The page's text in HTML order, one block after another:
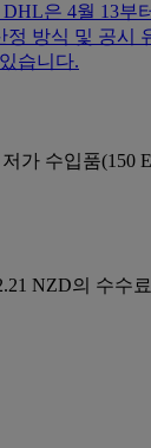
은 4월 13
방식 및 공
습니다.
수입품
NZD의 수수